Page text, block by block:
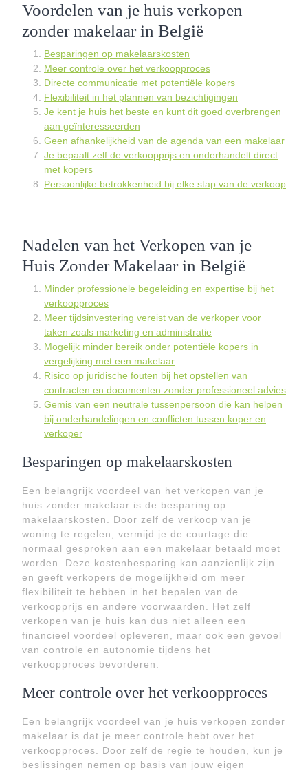
Voordelen van je huis verkopen
zonder makelaar in België
Besparingen op makelaarskosten
Meer controle over het verkoopproces
Directe communicatie met potentiële kopers
Flexibiliteit in het plannen van bezichtigingen
Je kent je huis het beste en kunt dit goed overbrengen
aan geïnteresseerden
Geen afhankelijkheid van de agenda van een makelaar
Je bepaalt zelf de verkoopprijs en onderhandelt direct
met kopers
Persoonlijke betrokkenheid bij elke stap van de verkoop
Nadelen van het Verkopen van je
Huis Zonder Makelaar in België
Minder professionele begeleiding en expertise bij het
verkoopproces
Meer tijdsinvestering vereist van de verkoper voor
taken zoals marketing en administratie
Mogelijk minder bereik onder potentiële kopers in
vergelijking met een makelaar
Risico op juridische fouten bij het opstellen van
contracten en documenten zonder professioneel advies
Gemis van een neutrale tussenpersoon die kan helpen
bij onderhandelingen en conflicten tussen koper en
verkoper
Besparingen op makelaarskosten
Een belangrijk voordeel van het verkopen van je
huis zonder makelaar is de besparing op
makelaarskosten. Door zelf de verkoop van je
woning te regelen, vermijd je de courtage die
normaal gesproken aan een makelaar betaald moet
worden. Deze kostenbesparing kan aanzienlijk zijn
en geeft verkopers de mogelijkheid om meer
flexibiliteit te hebben in het bepalen van de
verkoopprijs en andere voorwaarden. Het zelf
verkopen van je huis kan dus niet alleen een
financieel voordeel opleveren, maar ook een gevoel
van controle en autonomie tijdens het
verkoopproces bevorderen.
Meer controle over het verkoopproces
Een belangrijk voordeel van je huis verkopen zonder
makelaar is dat je meer controle hebt over het
verkoopproces. Door zelf de regie te houden, kun je
beslissingen nemen op basis van jouw eigen